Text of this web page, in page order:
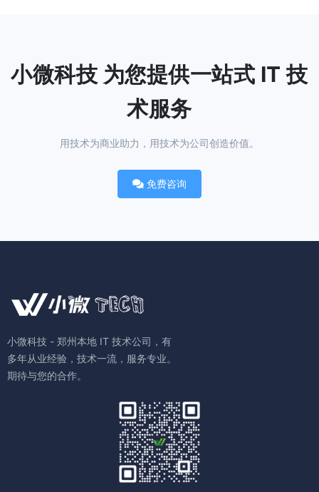
小微科技 为您提供一站式 IT 技
术服务
用技术为商业助力，用技术为公司创造价值。
免费咨询
小微科技 - 郑州本地 IT 技术公司，有
多年从业经验，技术一流，服务专业。
期待与您的合作。